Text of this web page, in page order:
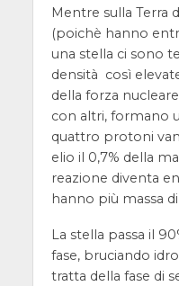
Mentre sulla Terra
(poichè hanno
una stella ci sono
densità così
della forza
con altri, formano
quattro protoni
elio il 0,7% della
reazione diventa
hanno più massa
La stella passa il
fase, bruciando
tratta della fase di